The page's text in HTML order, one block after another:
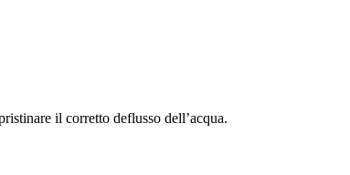
il corretto deflusso dell’acqua.